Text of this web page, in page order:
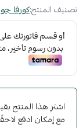
تصنيف المنتج:كورفا
اشترِ هذا المنتج
مع إمكان ادفع